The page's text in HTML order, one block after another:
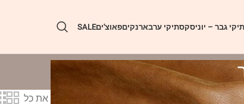
תיקי גבר – יוניסקסתיקי ערבארנקיםפאוצ'יםSALE
הצג את כל